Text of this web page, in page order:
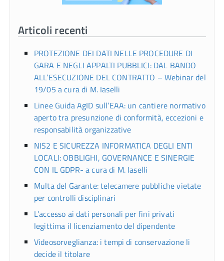
Articoli recenti
PROTEZIONE DEI DATI NELLE PROCEDURE DI
GARA E NEGLI APPALTI PUBBLICI: DAL BANDO
ALL’ESECUZIONE DEL CONTRATTO – Webinar del
19/05 a cura di M. Iaselli
Linee Guida AgID sull’EAA: un cantiere normativo
aperto tra presunzione di conformità, eccezioni e
responsabilità organizzative
NIS2 E SICUREZZA INFORMATICA DEGLI ENTI
LOCALI: OBBLIGHI, GOVERNANCE E SINERGIE
CON IL GDPR- a cura di M. Iaselli
Multa del Garante: telecamere pubbliche vietate
per controlli disciplinari
L’accesso ai dati personali per fini privati
legittima il licenziamento del dipendente
Videosorveglianza: i tempi di conservazione li
decide il titolare